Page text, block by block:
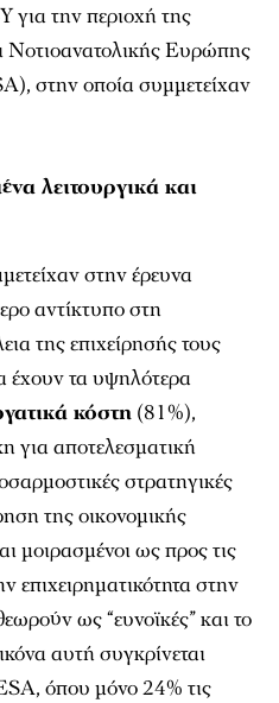
για την περιοχή της
Νοτιοανατολικής Ευρώπης
στην οποία συμμετείχαν
λειτουργικά και
στην έρευνα
αντίκτυπο στη
της επιχείρησής τους
έχουν τα υψηλότερα
κόστη (81%),
για αποτελεσματική
στρατηγικές
της οικονομικής
μοιρασμένοι ως προς τις
επιχειρηματικότητα στην
ως “ευνοϊκές” και το
αυτή συγκρίνεται
όπου μόνο 24% τις